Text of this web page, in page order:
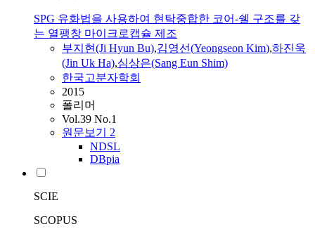
SPG 유화법을 사용하여 현탁중합한 코어-쉘 구조를 갖
는 열팽창 마이크로캡슐 제조
부지현(Ji Hyun Bu),김영선(Yeongseon Kim),하진욱
(Jin Uk Ha),심상은(Sang Eun Shim)
한국고분자학회
2015
폴리머
Vol.39 No.1
원문보기 2
NDSL
DBpia
SCIE
SCOPUS